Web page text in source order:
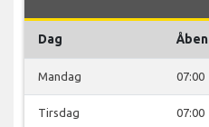
Dag Åben
Mandag 07:00
Tirsdag 07:00